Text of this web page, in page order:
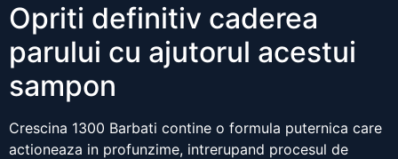
Opriti definitiv caderea
parului cu ajutorul acestui
sampon
Crescina 1300 Barbati contine o formula puternica care
actioneaza in profunzime, intrerupand procesul de